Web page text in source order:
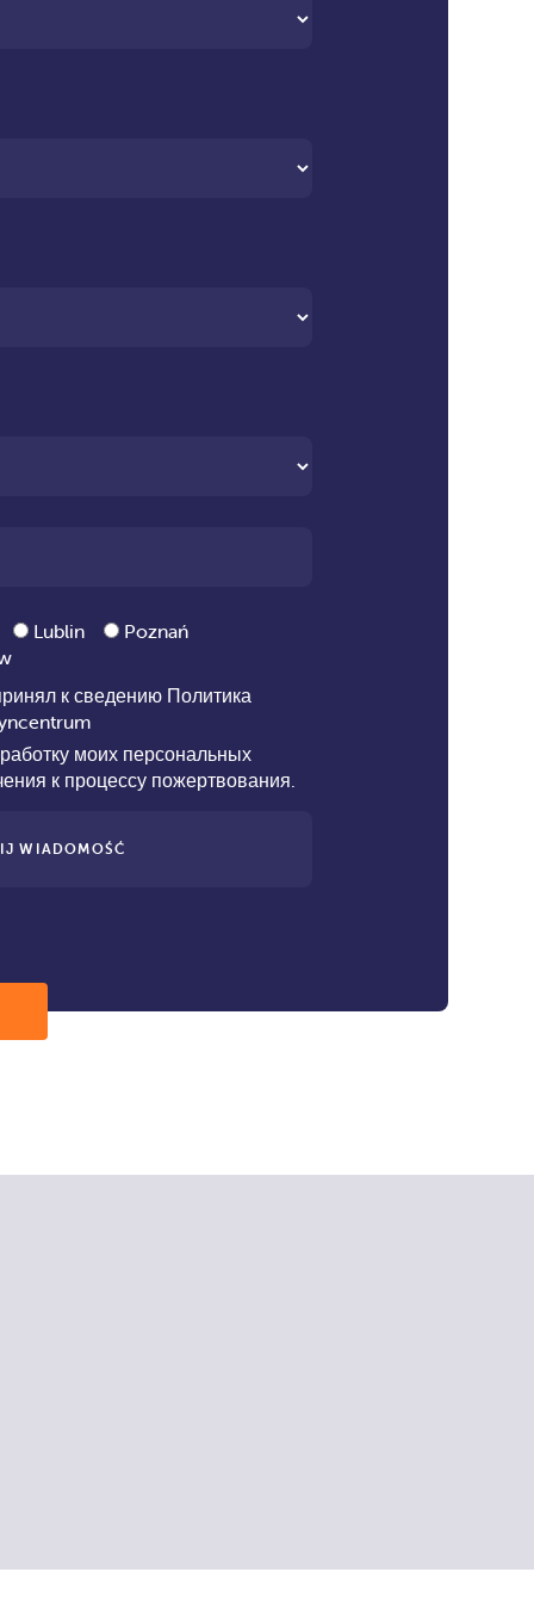
Lublin
Poznań
к сведению Политика
моих персональных
к процессу пожертвования.